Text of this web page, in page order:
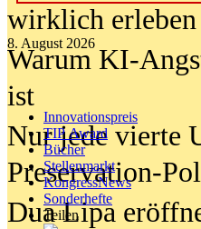
8. August 2026
Innovationspreis
TIP Award
Bücher
Stellenmarkt
KongressNews
Sonderhefte
Teilen
wirklich erleben
Warum KI-
ist
Nur jede vierte
Preservation-
Dua Lipa